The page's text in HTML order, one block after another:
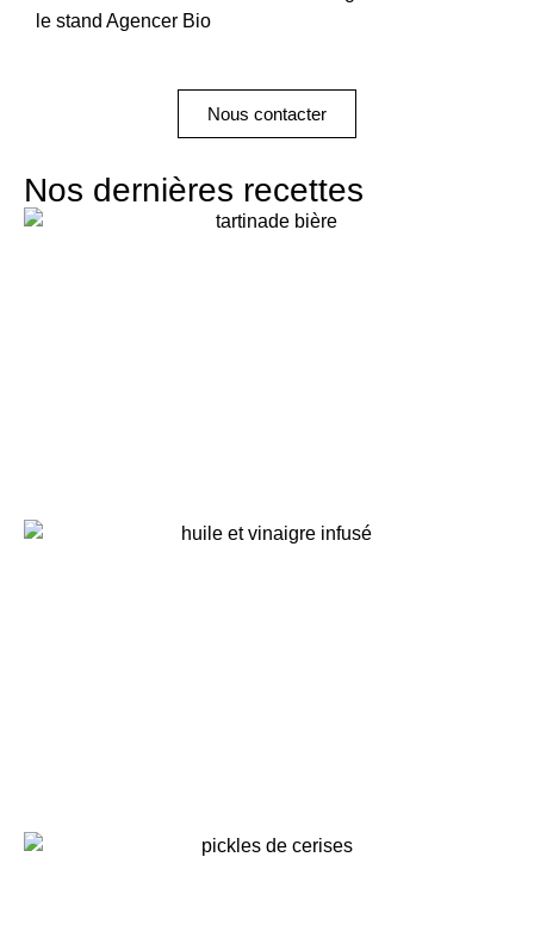
le stand Agencer Bio
Nous contacter
Nos dernières recettes